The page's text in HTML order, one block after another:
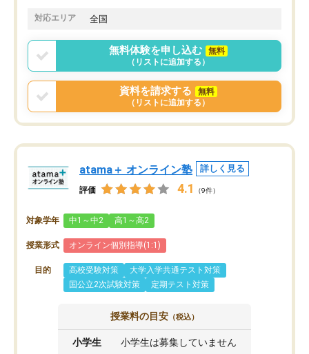
対応エリア 全国
無料体験を申し込む
無料
（リストに追加する）
資料を請求する
無料
（リストに追加する）
atama＋ オンライン塾 詳しく見る
評価 4.1 （9件）
対象学年 中1～中2 高1～高2
授業形式 オンライン個別指導(1:1)
目的 高校受験対策
大学入学共通テスト対策
国公立2次試験対策
定期テスト対策
授業料の目安 （税込）
小学生 小学生は募集していません